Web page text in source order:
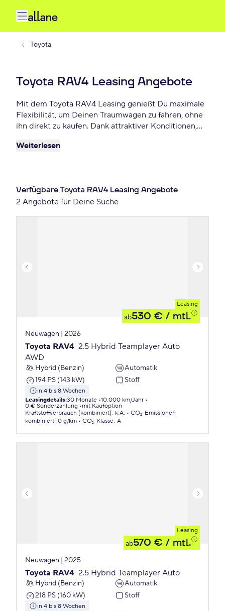
Toyota
Toyota RAV4 Leasing Angebote
Mit dem Toyota RAV4 Leasing genießt Du maximale
Flexibilität, um Deinen Traumwagen zu fahren, ohne
ihn direkt zu kaufen. Dank attraktiver Konditionen,
Raten bietet Toyota RAV4 Leasing eine praktische
Weiterlesen
Verfügbare Toyota RAV4 Leasing Angebote
2 Angebote für Deine Suche
Leasing
ab530 € / mtl.
Neuwagen | 2026
Toyota RAV4 2.5 Hybrid Teamplayer Auto
AWD
Hybrid (Benzin)
Automatik
194 PS (143 kW)
Stoff
in 4 bis 8 Wochen
Leasingdetails:30 Monate 10.000 km/Jahr
0 € Sonderzahlung
mit Kaufoption
Kraftstoffverbrauch (kombiniert): k.A.
CO₂-Emissionen
kombiniert: 0 g/km CO₂-Klasse: A
Leasing
ab570 € / mtl.
Neuwagen | 2025
Toyota RAV4 2.5 Hybrid Teamplayer Auto
Hybrid (Benzin)
Automatik
218 PS (160 kW)
Stoff
in 4 bis 8 Wochen